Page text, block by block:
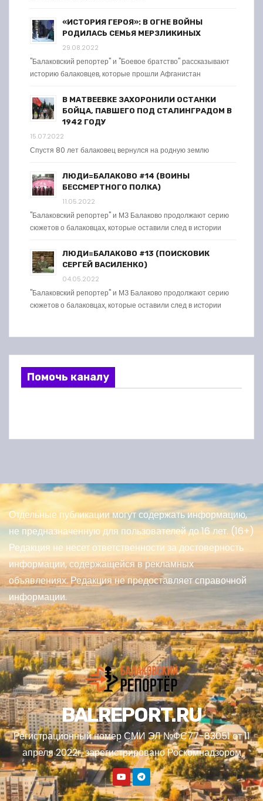
«ИСТОРИЯ ГЕРОЯ»: В ОГНЕ ВОЙНЫ
РОДИЛАСЬ СЕМЬЯ МЕРЗЛИКИНЫХ
29.08.2022
"Балаковский репортер" и "Боевое братство" рассказывают
историю балаковцев, которые прошли Афганистан
В МАТВЕЕВКЕ ЗАХОРОНИЛИ ОСТАНКИ
БОЙЦА, ПАВШЕГО ПОД СТАЛИНГРАДОМ В
1942 ГОДУ
15.07.2022
Спустя 80 лет балаковец вернулся на родную землю
ЛЮДИ=БАЛАКОВО #14 (ВОИНЫ
БЕССМЕРТНОГО ПОЛКА)
11.05.2022
"Балаковский репортер" и МЗ Балаково продолжают серию
сюжетов о балаковцах, которые оставили след в истории
ЛЮДИ=БАЛАКОВО #13 (ПОИСКОВИК
СЕРГЕЙ ВАСИЛЕНКО)
04.05.2022
"Балаковский репортер" и МЗ Балаково продолжают серию
сюжетов о балаковцах, которые оставили след в истории
Помочь каналу
Отдельные публикации могут содержать информацию,
не предназначенную для пользователей до 16 лет. (16+)
Редакция не несет ответственности за достоверность
информации, содержащейся в рекламных
объявлениях. Редакция не предоставляет справочной
информации.
BALREPORT.RU
Регистрационный номер СМИ ЭЛ №ФС77-83051 от 11
апреля 2022г, зарегистрировано Роскомнадзором